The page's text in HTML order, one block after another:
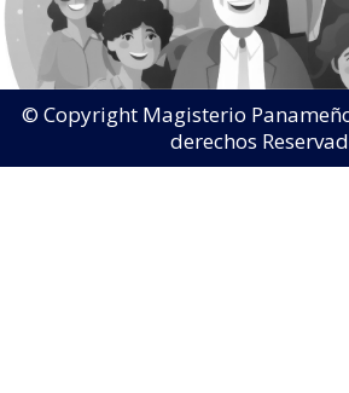
© Copyright Magisterio
derechos